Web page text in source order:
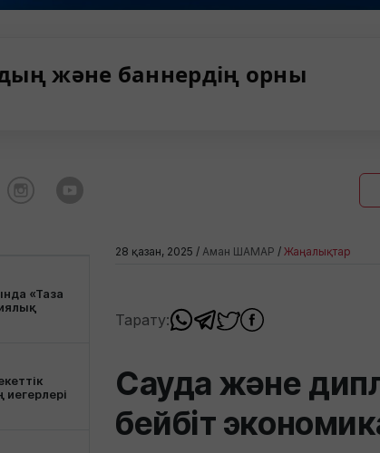
және баннердің орны
«Таза
иегерлері
28 қазан, 2025 / Аман ШАМАР / Жаңалықтар
Тарату:
Сауда және
бейбіт